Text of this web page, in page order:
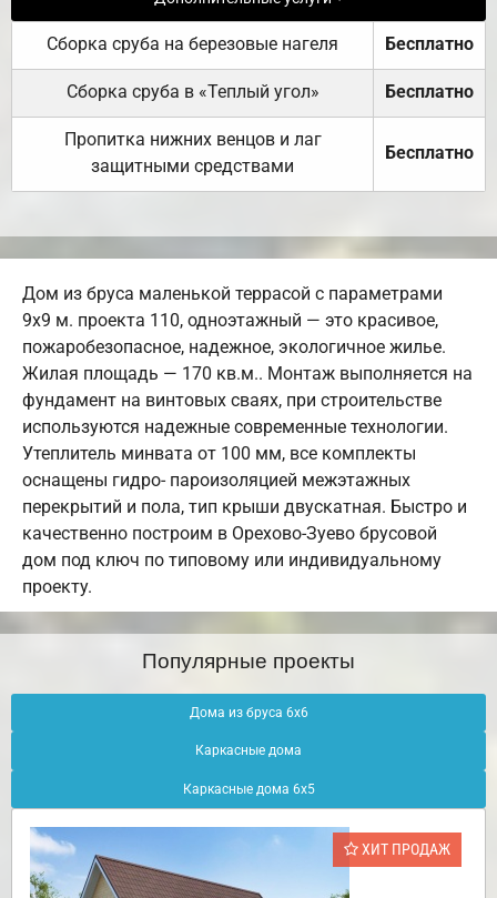
Сборка сруба на березовые нагеля Бесплатно
Сборка сруба в «Теплый угол» Бесплатно
Пропитка нижних венцов и лаг
защитными средствами
Бесплатно
Дом из бруса маленькой террасой с параметрами
9х9 м. проекта 110, одноэтажный — это красивое,
пожаробезопасное, надежное, экологичное жилье.
Жилая площадь — 170 кв.м.. Монтаж выполняется на
фундамент на винтовых сваях, при строительстве
используются надежные современные технологии.
Утеплитель минвата от 100 мм, все комплекты
оснащены гидро- пароизоляцией межэтажных
перекрытий и пола, тип крыши двускатная. Быстро и
качественно построим в Орехово-Зуево брусовой
дом под ключ по типовому или индивидуальному
проекту.
Популярные проекты
Дома из бруса 6х6
Каркасные дома
Каркасные дома 6х5
ХИТ ПРОДАЖ